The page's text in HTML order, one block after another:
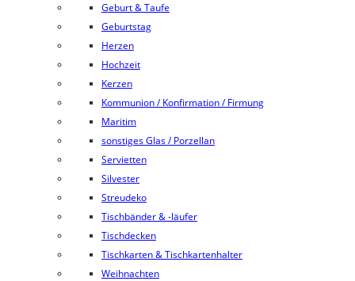
Geburt & Taufe
Geburtstag
Herzen
Hochzeit
Kerzen
Kommunion / Konfirmation / Firmung
Maritim
sonstiges Glas / Porzellan
Servietten
Silvester
Streudeko
Tischbänder & -läufer
Tischdecken
Tischkarten & Tischkartenhalter
Weihnachten